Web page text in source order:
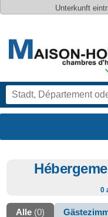
Unterkunft
0
Alle (0)